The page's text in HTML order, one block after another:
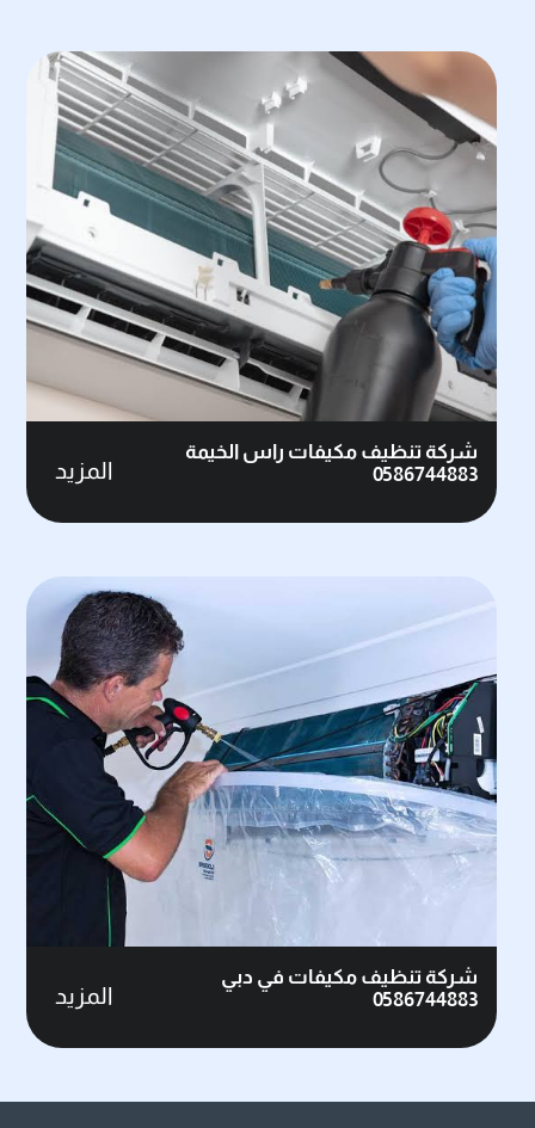
شركة تنظيف مكيفات راس الخيمة
0586744883
المزيد
شركة تنظيف مكيفات في دبي
0586744883
المزيد